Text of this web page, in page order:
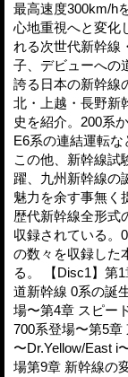
最高速度300km/h
心地重視へと変化
れる次世代新幹線
子、デビューへの
誇る日本の新幹線
北・上越・長野新
史を紹介。200系
E6系の連結運転な
この他、新幹線試
躍、九州新幹線の
魅力を余す事無く
歴代新幹線全形式
収録されている。
の数々を収録した
る。 【Disc1】第
道新幹線 0系の誕
場〜第4章 スピー
700系登場〜第5章
〜Dr.Yellow/East i
場第9章 新幹線の